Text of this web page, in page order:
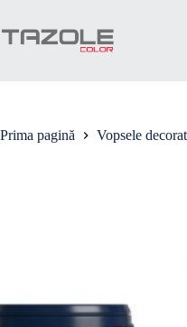
conținut
Prima pagină Vopsele